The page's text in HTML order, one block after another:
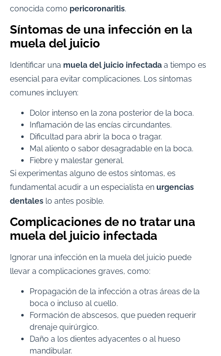
conocida como pericoronaritis.
Síntomas de una infección en la
muela del juicio
Identificar una muela del juicio infectada a tiempo es
esencial para evitar complicaciones. Los síntomas
comunes incluyen:
Dolor intenso en la zona posterior de la boca.
Inflamación de las encías circundantes.
Dificultad para abrir la boca o tragar.
Mal aliento o sabor desagradable en la boca.
Fiebre y malestar general.
Si experimentas alguno de estos síntomas, es
fundamental acudir a un especialista en urgencias
dentales lo antes posible.
Complicaciones de no tratar una
muela del juicio infectada
Ignorar una infección en la muela del juicio puede
llevar a complicaciones graves, como:
Propagación de la infección a otras áreas de la
boca o incluso al cuello.
Formación de abscesos, que pueden requerir
drenaje quirúrgico.
Daño a los dientes adyacentes o al hueso
mandibular.